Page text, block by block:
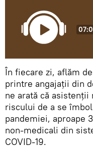
În fiecare zi, aflăm
printre angajații din
ne arată că
riscului de a se
pandemiei, aproape
non-medicali din
COVID-19.